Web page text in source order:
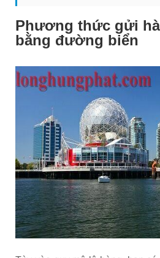
Phương thức gửi
bằng đường biển